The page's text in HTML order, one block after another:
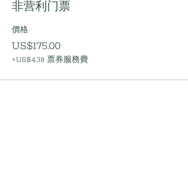
非营利门票
價格
US$175.00
+US$4.38 票券服務費